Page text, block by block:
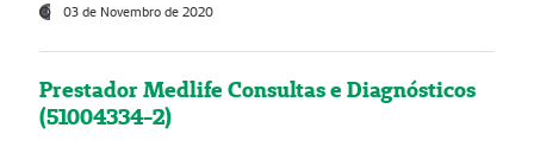
03 de Novembro de 2020
Prestador Medlife Consultas e Diagnósticos
(51004334-2)